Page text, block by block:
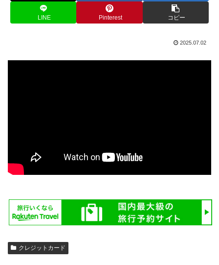
LINE Pinterest コピー
2025.07.02
クレジットカード